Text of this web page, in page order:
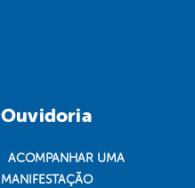
Ouvidoria
ACOMPANHAR UMA
MANIFESTAÇÃO